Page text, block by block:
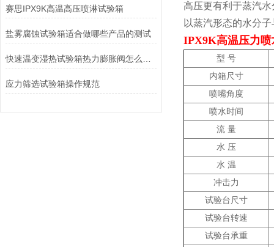
赛思IPX9K高温高压喷淋试验箱
盐雾腐蚀试验箱适合做哪些产品的测试
应力筛选试验箱操作规范
高压更有利于蒸汽
以蒸汽形态的水分
IPX9K高温压力喷
型 号
内箱尺寸
喷嘴角度
喷水时间
流 量
水 压
水 温
冲击力
试验台尺寸
试验台转速
试验台承重